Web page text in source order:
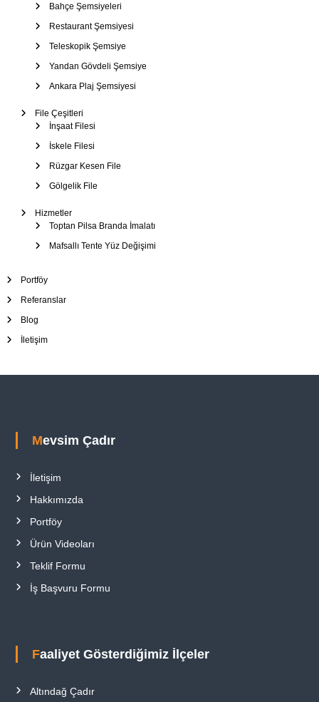
Bahçe Şemsiyeleri
Restaurant Şemsiyesi
Teleskopik Şemsiye
Yandan Gövdeli Şemsiye
Ankara Plaj Şemsiyesi
File Çeşitleri
İnşaat Filesi
İskele Filesi
Rüzgar Kesen File
Gölgelik File
Hizmetler
Toptan Pilsa Branda İmalatı
Mafsallı Tente Yüz Değişimi
Portföy
Referanslar
Blog
İletişim
Mevsim Çadır
İletişim
Hakkımızda
Portföy
Ürün Videoları
Teklif Formu
İş Başvuru Formu
Faaliyet Gösterdiğimiz İlçeler
Altındağ Çadır